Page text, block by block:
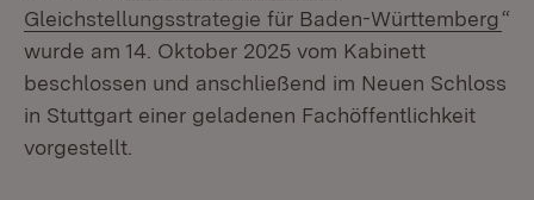
Gleichstellungsstrategie für Baden-Württemberg“
wurde am 14. Oktober 2025 vom Kabinett
beschlossen und anschließend im Neuen Schloss
in Stuttgart einer geladenen Fachöffentlichkeit
vorgestellt.